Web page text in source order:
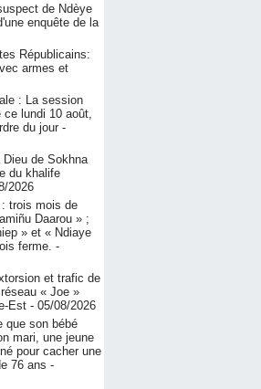
de Ndèye
enquête de la
Républicains:
armes et
: La session
ce lundi 10 août,
du jour -
de Sokhna
du khalife
2026
trois mois de
Daarou » ;
» et « Ndiaye
ferme. -
et trafic de
« Joe »
Est - 05/08/2026
que son bébé
mari, une jeune
pour cacher une
76 ans -